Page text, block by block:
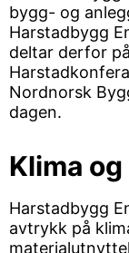
bygg- og
Harstadbygg
deltar derfor
Nordnorsk
dagen.
Klima
Harstadbygg
avtrykk på